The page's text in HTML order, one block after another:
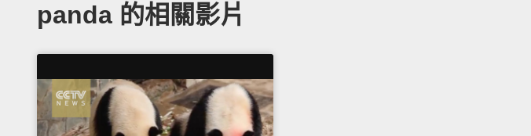
panda 的相關影片